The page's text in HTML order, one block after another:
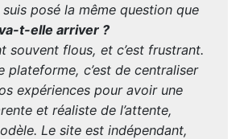
posé la même question que
t-elle arriver ?
souvent flous, et c’est frustrant.
plateforme, c’est de centraliser
expériences pour avoir une
et réaliste de l’attente,
Le site est indépendant,